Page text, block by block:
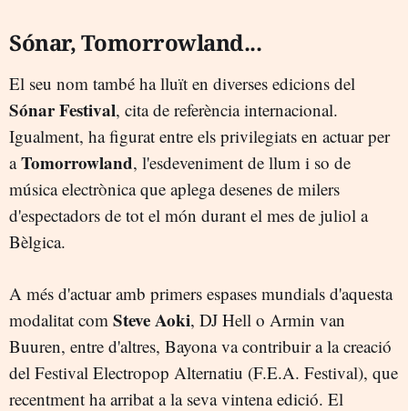
Sónar, Tomorrowland...
El seu nom també ha lluït en diverses edicions del
Sónar Festival, cita de referència internacional.
Igualment, ha figurat entre els privilegiats en actuar per
aTomorrowland, l'esdeveniment de llum i so de
música electrònica que aplega desenes de milers
d'espectadors de tot el món durant el mes de juliol a
Bèlgica.
A més d'actuar amb primers espases mundials d'aquesta
modalitat com Steve Aoki, DJ Hell o Armin van
Buuren, entre d'altres, Bayona va contribuir a la creació
del Festival Electropop Alternatiu (F.E.A. Festival), que
recentment ha arribat a la seva vintena edició. El